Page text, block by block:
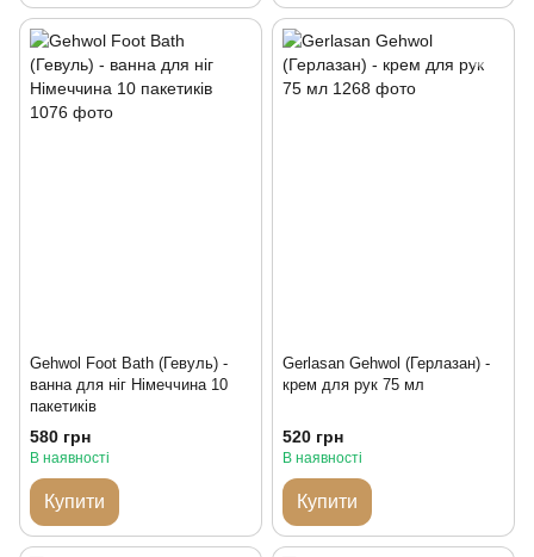
Gehwol Foot Bath (Гевуль) -
ванна для ніг Німеччина 10
пакетиків
580 грн
В наявності
Купити
Gerlasan Gehwol (Герлазан) -
крем для рук 75 мл
520 грн
В наявності
Купити